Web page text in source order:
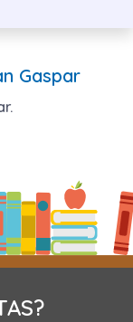
Gaspar